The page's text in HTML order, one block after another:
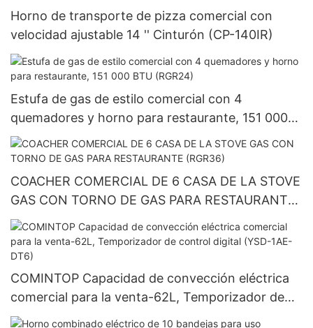
Horno de transporte de pizza comercial con
velocidad ajustable 14 '' Cinturón (CP-140IR)
Estufa de gas de estilo comercial con 4
quemadores y horno para restaurante, 151 000
BTU (RGR24)
COACHER COMERCIAL DE 6 CASA DE LA STOVE
GAS CON TORNO DE GAS PARA RESTAURANTE
(RGR36)
COMINTOP Capacidad de convección eléctrica
comercial para la venta-62L, Temporizador de
control digital (YSD-1AE-DT6)